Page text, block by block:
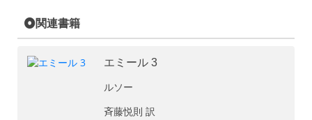
関連書籍
エミール 3
ルソー
斉藤悦則 訳